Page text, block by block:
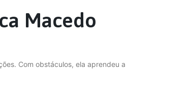
Macedo
Com obstáculos, ela aprendeu a